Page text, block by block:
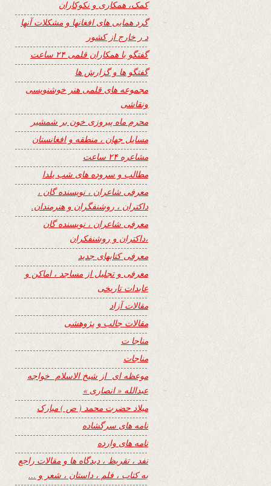
کمک، همکاری و نکوکاران
گرد همایی های افغانها و مشکلات آنها
د ر خارج از کشور
گفتگو با همکاران قلمی ۲۴ ساعت
گفتگو ها و گزارش ها
مجموعه های قلمی هنر خوشنویسی
ونقاشی
محرم ماه پیروزی خون بر شمشیر
مسایل جهان ، منطقه و افغانستان
مشاعره ۲۴ ساعت
مطالب و سروده های شب یلدا
معرفی شاعران ، نویسنده گان ،
داکتران ، روشنفگران و هنرمندان.
معرفی شاعران ، نویسنده گان
،داکتران و روشنفکران
معرفی کتابهای جدید
معرفی و تجلیل از مساجد ، اماکن و
عابدات تاریخی
مقالات آزاد
مقالات جالب و پژوهشی
مناجا ت
مناجات
موعظه ای از شیخ الاسلام خواجه
عبدالله « انصاری »
میلاد حضرت محمد ( ص ) مبارک
نامه های سرگشاده
نامه های وارده
نفد ، تقریظ ، دیدگاه ها و مقالات راجع
به کتاب ، فلم ، داستان ، شعر و …